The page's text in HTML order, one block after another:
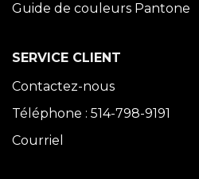
Guide de couleurs Pantone
SERVICE CLIENT
Contactez-nous
Téléphone : 514-798-9191
Courriel